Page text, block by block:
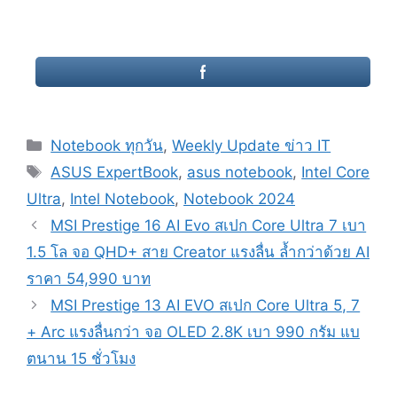
Categories
Notebook ทุกวัน,Weekly Update ข่าว IT
Tags
ASUS ExpertBook, asus notebook, Intel Core
Ultra, Intel Notebook, Notebook 2024
Post
navigation
MSI Prestige 16 AI Evo สเปก Core Ultra 7 เบา
1.5 โล จอ QHD+ สาย Creator แรงลื่น ล้ำกว่าด้วย AI
ราคา 54,990 บาท
MSI Prestige 13 AI EVO สเปก Core Ultra 5, 7
+ Arc แรงลื่นกว่า จอ OLED 2.8K เบา 990 กรัม แบ
ตนาน 15 ชั่วโมง